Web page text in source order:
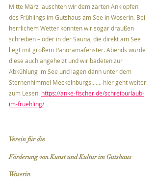
Mitte März lauschten wir dem zarten Anklopfen
des Frühlings im Gutshaus am See in Woserin. Bei
herrlichem Wetter konnten wir sogar draußen
schreiben – oder in der Sauna, die direkt am See
liegt mit großem Panoramafenster. Abends wurde
diese auch angeheizt und wir badeten zur
Abkühlung im See und lagen dann unter dem
Sternenhimmel Meckelnburgs....... hier geht weiter
zum Lesen: https://anke-fischer.de/schreiburlaub-
im-fruehling/
Verein für die
Förderung von Kunst und Kultur im Gutshaus
Woserin